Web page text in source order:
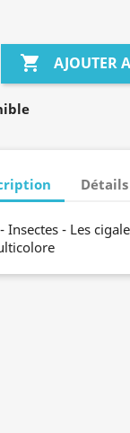
 AJOUTER
Insectes - Les